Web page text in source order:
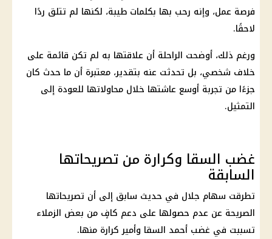
فرصة عمل، وإنه رحب بها بكلمات طيبة، لكنها لم تتلق ردًا
لاحقًا.
ورغم ذلك، أوضحت الراحلة أن علاقتها به لم تكن قائمة على
خلاف شخصي، بل تحدثت عنه بتقدير، معتبرة أن ما حدث كان
جزءًا من تجربة أوسع عاشتها خلال محاولاتها للعودة إلى
التمثيل.
غضب السقا وكرارة من تصريحاتها
السابقة
تطرقت سهام جلال في حديث سابق إلى أن تصريحاتها
الصريحة عن عدم حصولها على دعم كافٍ من بعض الزملاء
تسببت في غضب أحمد السقا وأمير كرارة منها.